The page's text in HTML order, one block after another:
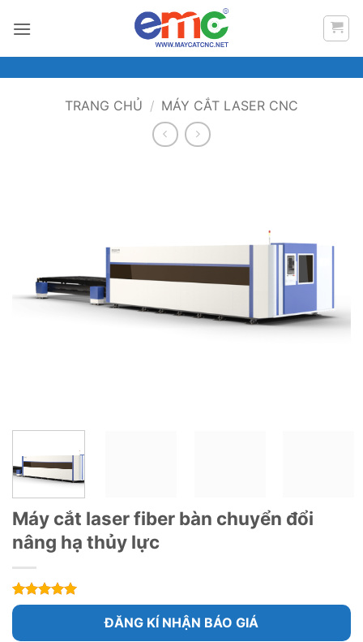
qua
TRANG CHỦ / MÁY CẮT LASER CNC
Máy cắt laser fiber bàn chuyển đổi
nâng hạ thủy lực
5trên 5
1
đánh giá
ĐĂNG KÍ NHẬN BÁO GIÁ